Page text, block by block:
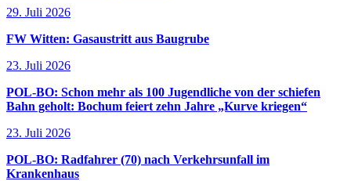
29. Juli 2026
FW Witten: Gasaustritt aus Baugrube
23. Juli 2026
POL-BO: Schon mehr als 100 Jugendliche von der schiefen
Bahn geholt: Bochum feiert zehn Jahre „Kurve kriegen“
23. Juli 2026
POL-BO: Radfahrer (70) nach Verkehrsunfall im
Krankenhaus